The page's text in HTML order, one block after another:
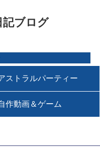
記ブログ
ストラルパーティー
作動画＆ゲーム